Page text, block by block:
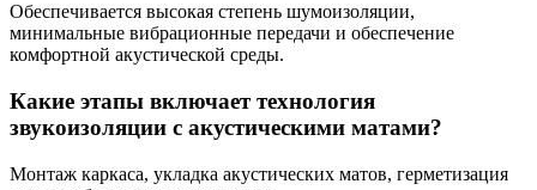
Обеспечивается высокая степень шумоизоляции,
минимальные вибрационные передачи и обеспечение
комфортной акустической среды.
Какие этапы включает технология
звукоизоляции с акустическими матами?
Монтаж каркаса, укладка акустических матов, герметизация